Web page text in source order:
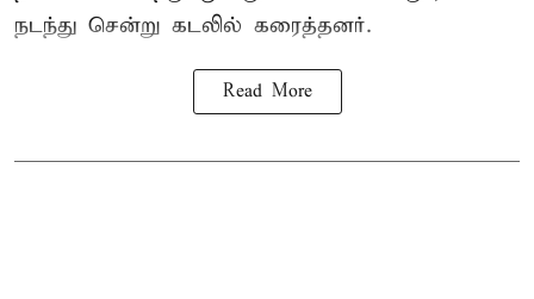
நடந்து சென்று கடலில் கரைத்தனர்.
Read More